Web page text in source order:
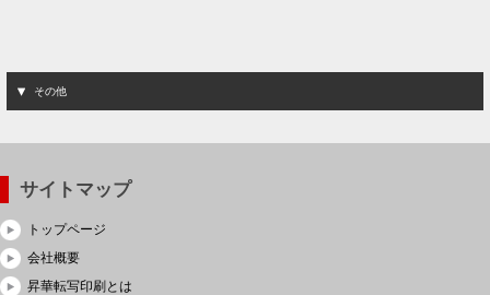
その他
サイトマップ
トップページ
会社概要
昇華転写印刷とは